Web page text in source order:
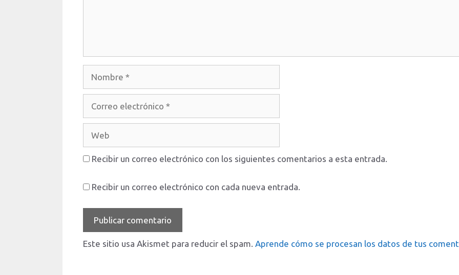
electrónico
Recibir un correo electrónico con los siguientes comentarios a esta entrada.
Recibir un correo electrónico con cada nueva entrada.
Este sitio usa Akismet para reducir el spam. Aprende cómo se procesan los datos de tus